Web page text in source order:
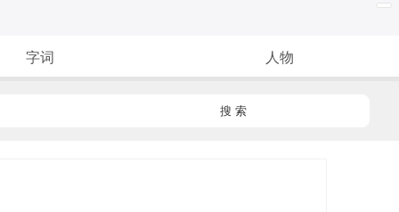
字词 人物
搜 索